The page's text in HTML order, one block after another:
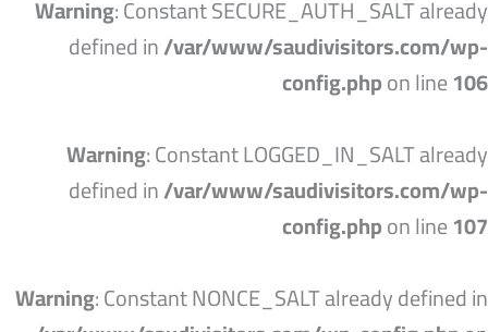
Warning: Constant SECURE_AUTH_SALT already
defined in/var/www/saudivisitors.com/wp-
config.phpon line106
Warning: Constant LOGGED_IN_SALT already
defined in/var/www/saudivisitors.com/wp-
config.phpon line107
Warning: Constant NONCE_SALT already defined in